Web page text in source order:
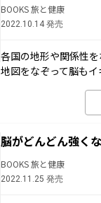
BOOKS 旅と健康
2022.10.14 発売
各国の地形や関係性
地図をなぞって脳もイ
脳がどんどん強く
BOOKS 旅と健康
2022.11.25 発売